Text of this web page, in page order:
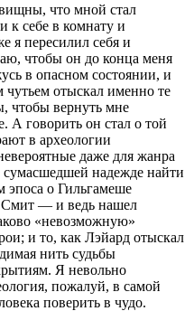
что мной стал
к себе в комнату и
я пересилил себя и
чтобы он до конца меня
в опасном состоянии, и
отыскал именно те
чтобы вернуть мне
А говорить он стал о той
в археологии
даже для жанра
надежде найти
эпоса о Гильгамеше
Смит — и ведь нашел
«невозможную»
и то, как Лэйард отыскал
нить судьбы
Я невольно
пожалуй, в самой
поверить в чудо.